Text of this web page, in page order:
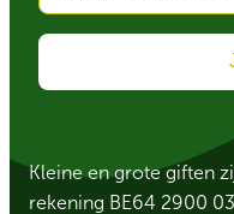
Kleine en grote giften
rekening BE64 2900